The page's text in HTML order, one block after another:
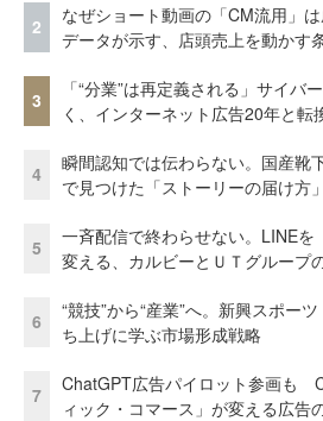
2
なぜショート動画の「CM流用」
データが示す、店頭売上を動かす
3
「“分業”は再定義される」サイバ
く、インターネット広告20年と転
4
瞬間認知では伝わらない。国産靴
で見つけた「ストーリーの届け方」
5
一斉配信で終わらせない。LINEを
変える、カルビーとＵＴグループ
6
“競技”から“産業”へ。新興スポー
ち上げに学ぶ市場形成戦略
7
ChatGPT広告パイロット参画も
ィック・コマース」が変える広告